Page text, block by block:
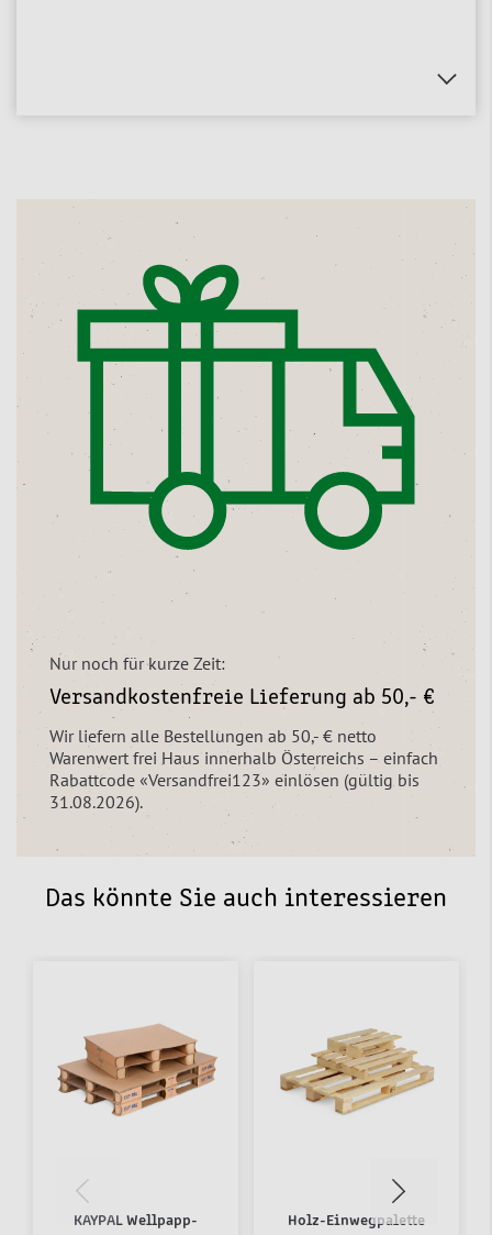
Nur noch für kurze Zeit:
Versandkostenfreie Lieferung ab 50,- €
Wir liefern alle Bestellungen ab 50,- € netto
Warenwert frei Haus innerhalb Österreichs – einfach
Rabattcode «Versandfrei123» einlösen (gültig bis
31.08.2026).
Das könnte Sie auch interessieren
KAYPAL Wellpapp-
Holz-Einwegpalette